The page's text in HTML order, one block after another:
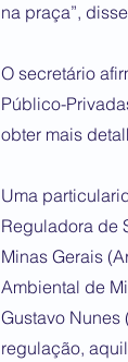
na praça”,
O secretário
Público-
obter mais
Uma
Reguladora de
Minas Gerais
Ambiental de
Gustavo Nunes
regulação,